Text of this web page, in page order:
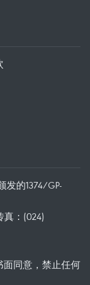
发的1374/GP-
真：(024)
面同意，禁止任何